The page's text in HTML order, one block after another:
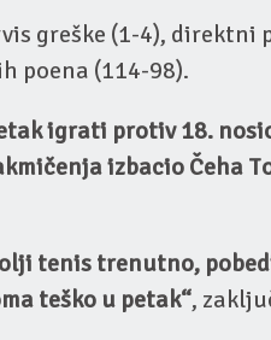
greške (1-4), direktni
poena (114-98).
igrati protiv 18.
izbacio Čeha
tenis trenutno,
teško u petak“,